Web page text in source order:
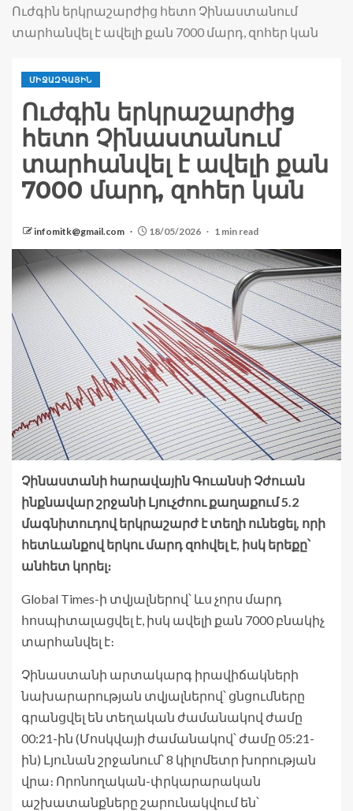
Ուժգին երկրաշարժից հետո Չինաստանում
տարհանվել է ավելի քան 7000 մարդ, զոհեր կան
ՄԻՋԱԶԳԱՅԻՆ
Ուժգին երկրաշարժից
հետո Չինաստանում
տարհանվել է ավելի քան
7000 մարդ, զոհեր կան
infomitk@gmail.com 18/05/2026 1 min read
Չինաստանի հարավային Գուանսի Չժուան
ինքնավար շրջանի Լյուչժոու քաղաքում 5.2
մագնիտուդով երկրաշարժ է տեղի ունեցել, որի
հետևանքով երկու մարդ զոհվել է, իսկ երեքը՝
անհետ կորել։
Global Times-ի տվյալներով՝ ևս չորս մարդ
հոսպիտալացվել է, իսկ ավելի քան 7000 բնակիչ
տարհանվել է։
Չինաստանի արտակարգ իրավիճակների
նախարարության տվյալներով՝ ցնցումները
գրանցվել են տեղական ժամանակով ժամը
00:21-ին (Մոսկվայի ժամանակով՝ ժամը 05:21-
ին) Լյունան շրջանում՝ 8 կիլոմետր խորության
վրա։ Որոնողական-փրկարարական
աշխատանքները շարունակվում են՝